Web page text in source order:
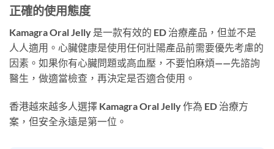
正確的使用態度
Kamagra Oral Jelly 是一款有效的 ED 治療產品，但並不是
人人適用。心臟健康是使用任何壯陽產品前需要優先考慮的
因素。如果你有心臟問題或高血壓，不要怕麻煩——先諮詢
醫生，做適當檢查，再決定是否適合使用。
香港越來越多人選擇 Kamagra Oral Jelly 作為 ED 治療方
案，但安全永遠是第一位。